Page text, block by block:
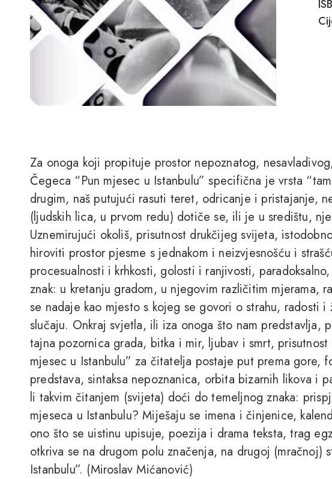
Za onoga koji propituje prostor nepoznatog,
Čegeca “Pun mjesec u Istanbulu” specifična je vrsta
drugim, naš putujući rasuti teret, odricanje i pristajanje,
(ljudskih lica, u prvom redu) dotiče se, ili je u središtu,
Uznemirujući okoliš, prisutnost drukčijeg svijeta,
hiroviti prostor pjesme s jednakom i neizvjesnošću i
procesualnosti i krhkosti, golosti i ranjivosti,
znak: u kretanju gradom, u njegovim različitim mjerama,
se nadaje kao mjesto s kojeg se govori o strahu, radosti
slučaju. Onkraj svjetla, ili iza onoga što nam predstavlja,
tajna pozornica grada, bitka i mir, ljubav i smrt,
mjesec u Istanbulu” za čitatelja postaje put prema gore,
predstava, sintaksa nepoznanica, orbita bizarnih likova i
li takvim čitanjem (svijeta) doći do temeljnog znaka:
mjeseca u Istanbulu? Miješaju se imena i činjenice,
ono što se uistinu upisuje, poezija i drama teksta, trag
otkriva se na drugom polu značenja, na drugoj (mračnoj)
Istanbulu”. (Miroslav Mićanović)